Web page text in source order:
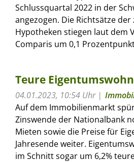
Schlussquartal 2022 in der
angezogen. Die Richtsätze
Hypotheken stiegen laut dem
Comparis um 0,1
Teure
04.01.2023, 10:54 Uhr
Auf dem Immobilienmarkt
Zinswende der Nationalbank
Mieten sowie die Preise für
Jahresende weiter.
im Schnitt sogar um 6,2%